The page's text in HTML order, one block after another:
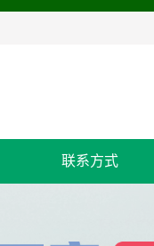
联系方式